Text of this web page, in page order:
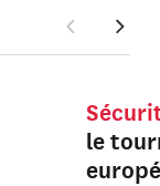
le